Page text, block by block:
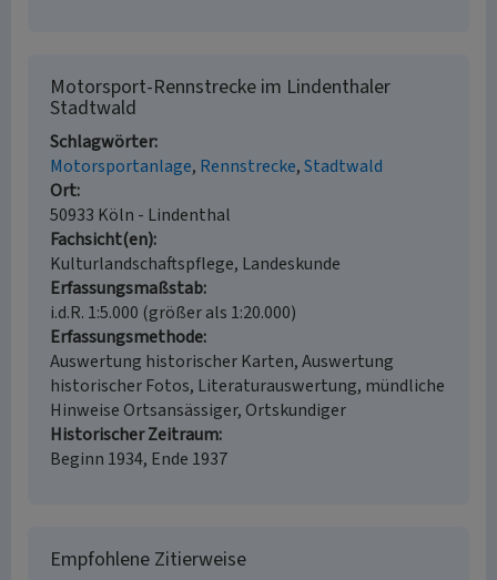
Motorsport-Rennstrecke im Lindenthaler
Stadtwald
Schlagwörter
Motorsportanlage Rennstrecke Stadtwald
Ort
50933 Köln - Lindenthal
Fachsicht(en)
Kulturlandschaftspflege, Landeskunde
Erfassungsmaßstab
i.d.R. 1:5.000 (größer als 1:20.000)
Erfassungsmethode
Auswertung historischer Karten, Auswertung
historischer Fotos, Literaturauswertung, mündliche
Hinweise Ortsansässiger, Ortskundiger
Historischer Zeitraum
Beginn 1934, Ende 1937
Empfohlene Zitierweise